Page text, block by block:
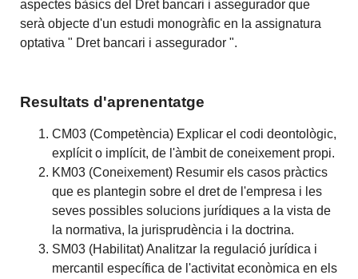
aspectes bàsics del Dret bancari i assegurador que
serà objecte d'un estudi monogràfic en la assignatura
optativa " Dret bancari i assegurador ".
Resultats d'aprenentatge
CM03 (Competència) Explicar el codi deontològic,
explícit o implícit, de l'àmbit de coneixement propi.
KM03 (Coneixement) Resumir els casos pràctics
que es plantegin sobre el dret de l'empresa i les
seves possibles solucions jurídiques a la vista de
la normativa, la jurisprudència i la doctrina.
SM03 (Habilitat) Analitzar la regulació jurídica i
mercantil específica de l'activitat econòmica en els